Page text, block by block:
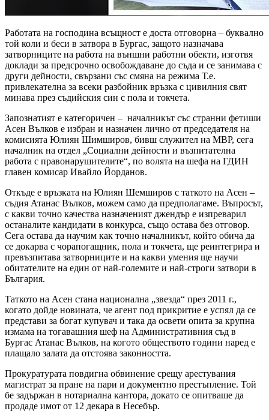
Работата на господина всъщност е доста отговорна – буквално
той коли и беси в затвора в Бургас, защото назначава
затворниците на работа на външни работни обекти, изготвя
доклади за предсрочно освобождаване до съда и се занимава с
други дейности, свързани със смяна на режима Т.е.
привлекателна за всеки разбойник връзка с цивилния свят
минава през съдийския син с пола и токчета.
Запознатият е категоричен – началникът със странни фетиши
Асен Вълков е избран и назначен лично от председателя на
комисията Юлиян Шимширов, бивш служител на МВР, сега
началник на отдел „Социални дейности и възпитателна
работа с правонарушителите“, по волята на шефа на ГДИН
главен комисар Ивайло Йорданов.
Откъде е връзката на Юлиян Шемширов с таткото на Асен –
съдия Атанас Вълков, можем само да предполагаме. Въпросът,
с какви точно качества назначеният джендър е изпреварил
останалите кандидати в конкурса, също остава без отговор.
Сега остава да научим как точно началникът, който обича да
се докарва с чорапогащник, пола и токчета, ще реинтегрира и
превъзпитава затворниците и на какви умения ще научи
обитателите на един от най-големите и най-строги затвори в
България.
Таткото на Асен стана национална „звезда“ през 2011 г.,
когато дойде новината, че агент под прикритие е успял да се
представи за богат купувач и така да освети опита за крупна
измама на тогавашния шеф на Административния съд в
Бургас Атанас Вълков, на когото обществото години наред е
плащало залата да отстоява законността.
Прокуратурата повдигна обвинение срещу арестувания
магистрат за пране на пари и документно престъпление. Той
бе задържан в нотариална кантора, докато се опитваше да
продаде имот от 12 декара в Несебър.